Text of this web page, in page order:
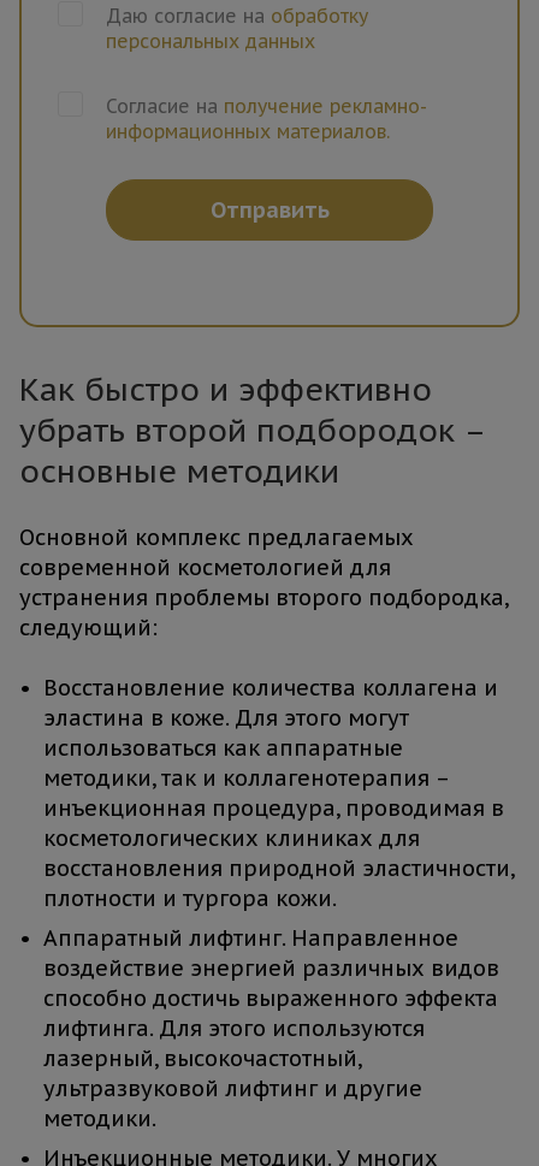
Даю согласие на обработку
персональных данных
Согласие на получение рекламно-
информационных материалов.
Отправить
Как быстро и эффективно
убрать второй подбородок –
основные методики
Основной комплекс предлагаемых
современной косметологией для
устранения проблемы второго подбородка,
следующий:
Восстановление количества коллагена и
эластина в коже. Для этого могут
использоваться как аппаратные
методики, так и коллагенотерапия –
инъекционная процедура, проводимая в
косметологических клиниках для
восстановления природной эластичности,
плотности и тургора кожи.
Аппаратный лифтинг. Направленное
воздействие энергией различных видов
способно достичь выраженного эффекта
лифтинга. Для этого используются
лазерный, высокочастотный,
ультразвуковой лифтинг и другие
методики.
Инъекционные методики. У многих